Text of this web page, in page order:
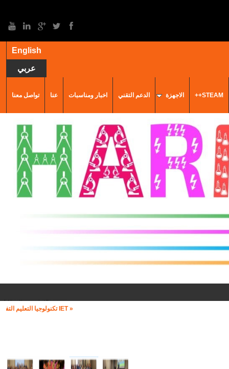
English
عربي
STEAM++ الاجهزة الدعم التقني اخبار ومناسبات عنا تواصل معنا